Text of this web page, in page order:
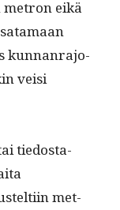
eikä
kun­nan­ra­jo­
veisi
tiedosta­
met­